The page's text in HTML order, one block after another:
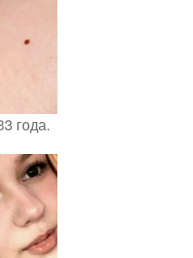
года.